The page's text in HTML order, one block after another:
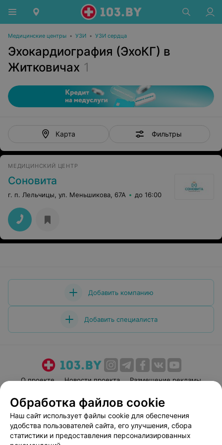
Медицинские центры • УЗИ • УЗИ сердца
Эхокардиография (ЭхоКГ) в
Житковичах 1
Карта Фильтры
МЕДИЦИНСКИЙ ЦЕНТР
Соновита
г. п. Лельчицы, ул. Меньшикова, 67А до 16:00
Добавить компанию
Добавить специалиста
О проекте Новости проекта
Размещение рекламы
Пользовательское соглашение
Способы оплаты
Вакансии
Партнеры
Написать руководителю 103.by
Обработка файлов cookie
Наш сайт использует файлы cookie для обеспечения
удобства пользователей сайта, его улучшения, сбора
статистики и предоставления персонализированных